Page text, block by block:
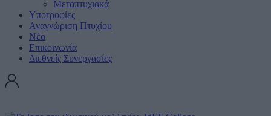
Μεταπτυχιακά
Υποτροφίες
Αναγνώριση Πτυχίου
Νέα
Επικοινωνία
Διεθνείς Συνεργασίες